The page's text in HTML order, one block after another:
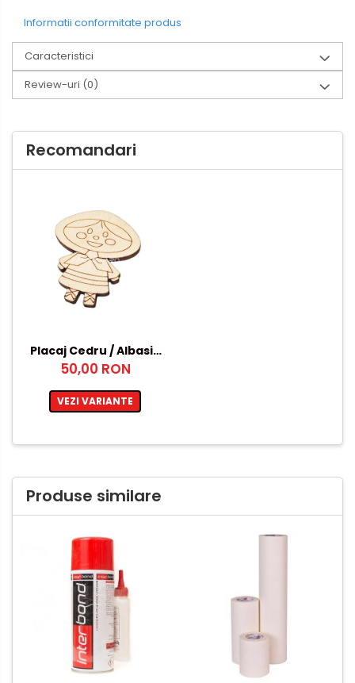
Informatii conformitate produs
Caracteristici
Review-uri (0)
Recomandari
Placaj Cedru / Albasia
4mm
50,00 RON
VEZI VARIANTE
Produse similare